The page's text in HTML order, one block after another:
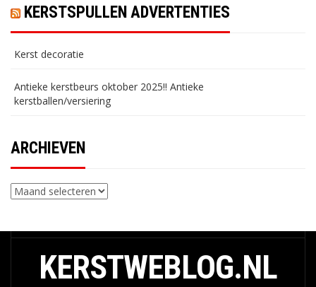
KERSTSPULLEN ADVERTENTIES
Kerst decoratie
Antieke kerstbeurs oktober 2025!! Antieke
kerstballen/versiering
ARCHIEVEN
Archieven
KERSTWEBLOG.NL